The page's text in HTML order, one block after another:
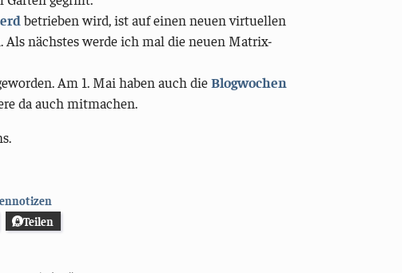
betrieben wird, ist auf einen neuen virtuellen
nächstes werde ich mal die neuen Matrix-
Am 1. Mai haben auch dieBlogwochen
da auch mitmachen.
Teilen